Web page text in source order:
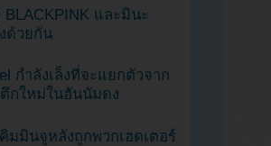
และมินะ
ด้วยกัน
กำลังเล็งที่จะแยกตัวจาก
กใหม่ในฮันนัมดง
มมินจูหลังถูกพวกเฮดเตอร์